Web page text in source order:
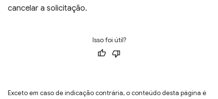
cancelar a solicitação.
Isso foi útil?
Exceto em caso de indicação contrária, o conteúdo desta página é